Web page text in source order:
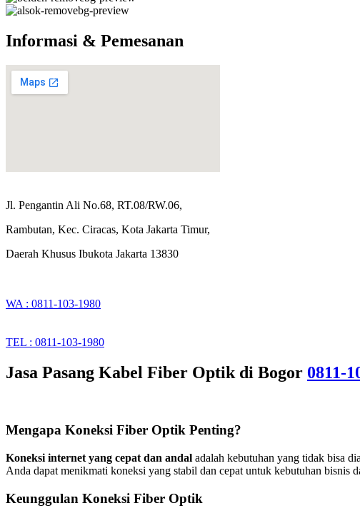
Informasi & Pemesanan
Jl. Pengantin Ali No.68, RT.08/RW.06,
Rambutan, Kec. Ciracas, Kota Jakarta Timur,
Daerah Khusus Ibukota Jakarta 13830
WA : 0811-103-1980
TEL : 0811-103-1980
Jasa Pasang Kabel Fiber Optik di Bogor 0811-
Mengapa Koneksi Fiber Optik Penting?
Koneksi internet yang cepat dan andal adalah kebutuhan yang tidak bisa
Anda dapat menikmati koneksi yang stabil dan cepat untuk kebutuhan bisnis
Keunggulan Koneksi Fiber Optik